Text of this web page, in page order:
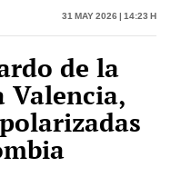
31 May 2026 | 14:23 h
de la
Valencia,